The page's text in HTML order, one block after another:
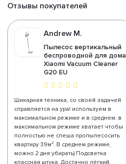
Отзывы покупателей
Andrew M.
Пылесос вертикальный
беспроводной для дома
Xiaomi Vacuum Cleaner
G20 EU
Шикарная техника, со своей задачей
справляется на ура! используем в
максимальном режиме и в среднем. в
максимальном режиме хватает чтобы
полностью не спеша пропылесосить
квартиру 39м². В среднем режиме,
можно 2 дня убирать) Подсветка
классная штука. Достачно лёгкий,